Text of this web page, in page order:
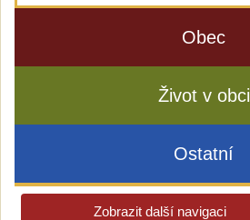
Obec
Život v obci
Ostatní
Zobrazit další navigaci